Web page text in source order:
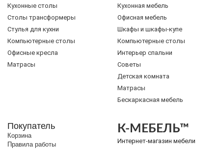
Кухонные столы
Cтолы трансформеры
Стулья для кухни
Компьютерные столы
Офисные кресла
Матрасы
Кухонная мебель
Офисная мебель
Шкафы и шкафы-купе
Компьютерные столы
Интерьер спальни
Советы
Детская комната
Матрасы
Бескаркасная мебель
Покупатель
Корзина
Правила работы
К-МЕБЕЛЬ™
Интернет-магазин мебели